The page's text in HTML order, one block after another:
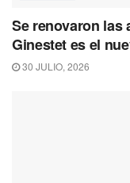
Se renovaron las
Ginestet es el
30 JULIO, 2026